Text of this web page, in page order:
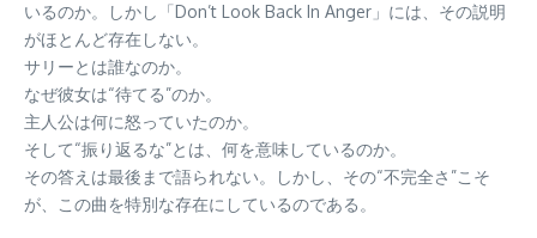
いるのか。しかし「Don’t Look Back In Anger」には、その説明
がほとんど存在しない。
サリーとは誰なのか。
なぜ彼女は“待てる”のか。
主人公は何に怒っていたのか。
そして“振り返るな”とは、何を意味しているのか。
その答えは最後まで語られない。しかし、その“不完全さ”こそ
が、この曲を特別な存在にしているのである。